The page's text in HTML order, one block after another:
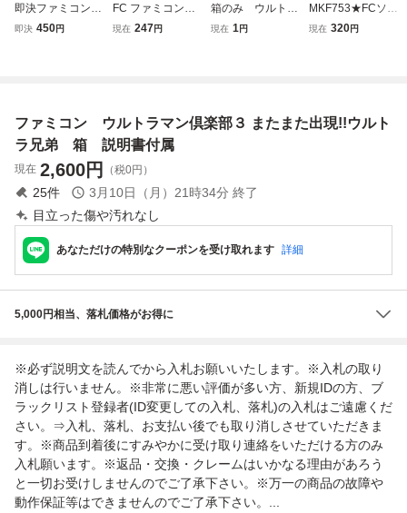
即決ファミコンソ
フト ウルトラマン
即決 450円
FC ファミコンソ
フト ウルトラマン
現在 247円
箱のみ ウルトラ
マン倶楽部 怪獣
現在 1円
MKF753★FCソフ
トのみ ウルトラマ
ミコン
現在 320円
ファミコン ウルトラマン倶楽部３ またまた出現!!ウルト
ラ兄弟 箱 説明書付属
現在 2,600円 （税0円）
25件 3月10日（月）21時34分 終了
目立った傷や汚れなし
あなただけの特別なクーポンを受け取れます 詳細
5,000円相当、落札価格がお得に
※必ず説明文を読んでから入札お願いいたします。※入札の取り
消しは行いません。※非常に悪い評価が多い方、新規IDの方、ブ
ラックリスト登録者(ID変更しての入札、落札)の入札はご遠慮くだ
さい。⇒入札、落札、お支払い後でも取り消しさせていただきま
す。※商品到着後にすみやかに受け取り連絡をいただける方のみ
入札願います。※返品・交換・クレームはいかなる理由があろう
と一切お受けしませんのでご了承下さい。※万一の商品の故障や
動作保証等はできませんのでご了承下さい。...